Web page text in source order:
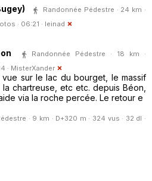
Randonnée Pédestre · 24 km ·
· 06:21 · leinad
Randonnée Pédestre · 18 km ·
· MisterXander
sur le lac du bourget, le massif
chartreuse, etc etc. depuis Béon,
via la roche percée. Le retour e
· 9 km · D+320 m · 324 vus · 32 dl ·